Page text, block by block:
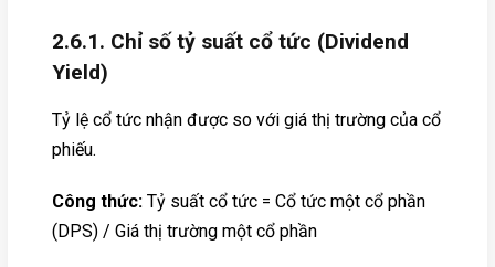
2.6.1. Chỉ số tỷ suất cổ tức (Dividend
Yield)
Tỷ lệ cổ tức nhận được so với giá thị trường của cổ
phiếu.
Công thức: Tỷ suất cổ tức = Cổ tức một cổ phần
(DPS) / Giá thị trường một cổ phần